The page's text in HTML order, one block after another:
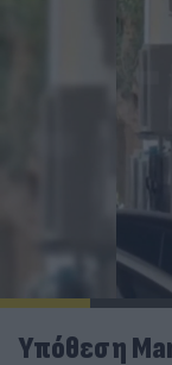
Υπόθεση